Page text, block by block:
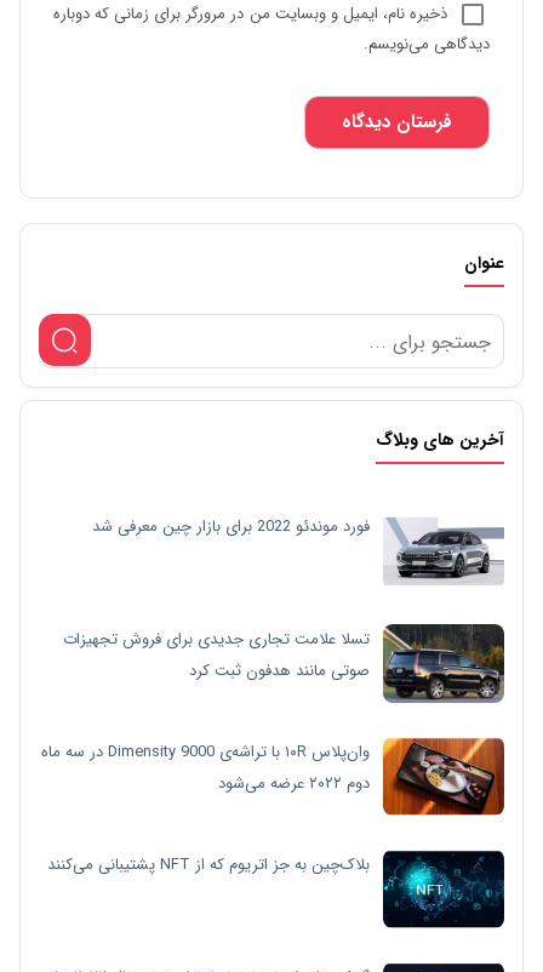
ذخیره نام، ایمیل و وبسایت من در مرورگر برای زمانی که دوباره
دیدگاهی می‌نویسم.
عنوان
آخرین های وبلاگ
فورد موندئو 2022 برای بازار چین معرفی شد
تسلا علامت تجاری جدیدی برای فروش تجهیزات
صوتی مانند هدفون ثبت کرد
وان‌پلاس ۱۰R با تراشه‌ی Dimensity 9000 در سه ماه
دوم ۲۰۲۲ عرضه می‌شود
بلاک‌چین به جز اتریوم که از NFT پشتیبانی می‌کنند